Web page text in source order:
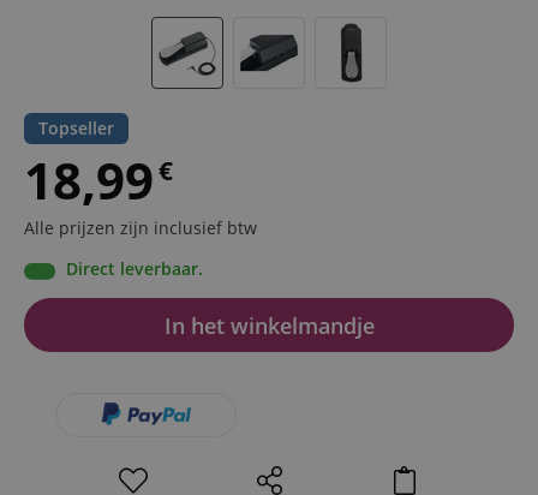
Topseller
18,99€
Alle prijzen zijn inclusief btw
Direct leverbaar.
In het winkelmandje